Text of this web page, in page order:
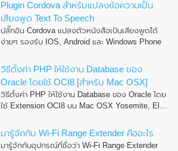
Plugin Cordova สำหรับแปลงข้อความเป็น
เสียงพูด Text To Speech
ปลั๊กอิน Cordova แปลงตัวหนังสือเป้นเสียงพูดได้
ง่ายๆ รองรับ IOS, Android และ Windows Phone
วิธีตั้งค่า PHP ให้ใช้งาน Database ของ
Oracle โดยใช้ OCI8 [สำหรับ Mac OSX]
วิธีตั้งค่า PHP ให้ใช้งาน Database ของ Oracle โดย
ใช้ Extension OCI8 บน Mac OSX Yosemite, El
มารู้จักกับ Wi-Fi Range Extender คืออะไร
มารู้จักกับอุปกรณ์ที่ชื่อว่า Wi-Fi Range Extender